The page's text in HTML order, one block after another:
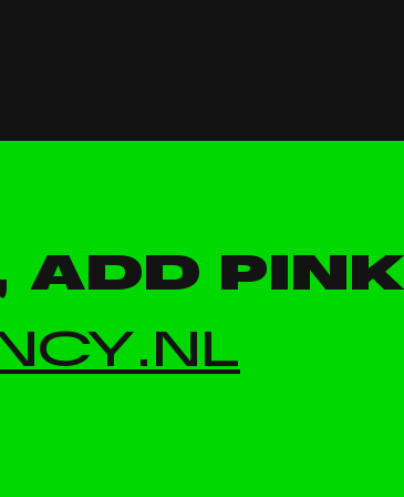
ADD